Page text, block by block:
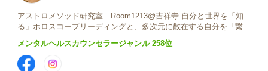
アストロメソッド研究室 Room1213@吉祥寺 自分と世界を「知
る」ホロスコープリーディングと、多次元に散在する自分を「繋
サポートしています。
メンタルヘルスカウンセラージャンル 258位